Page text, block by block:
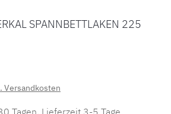
SPANNBETTLAKEN 225
Versandkosten